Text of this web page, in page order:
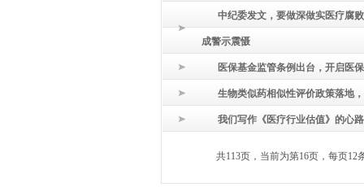
中纪委发文，要做深做实医疗腐
成警示震慑
医保基金监管条例出台，开启医
生物类似药相似性评价政策落地
我们写作《医疗行业估值》的心
共113页，当前为第16页，每页12